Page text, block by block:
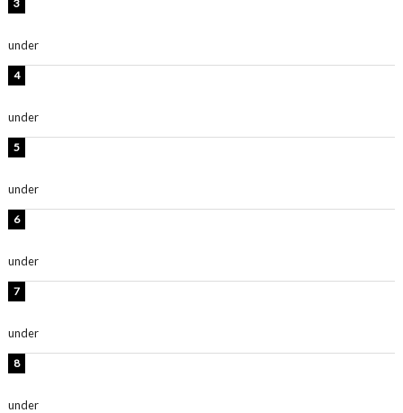
under
under
under
under
under
under